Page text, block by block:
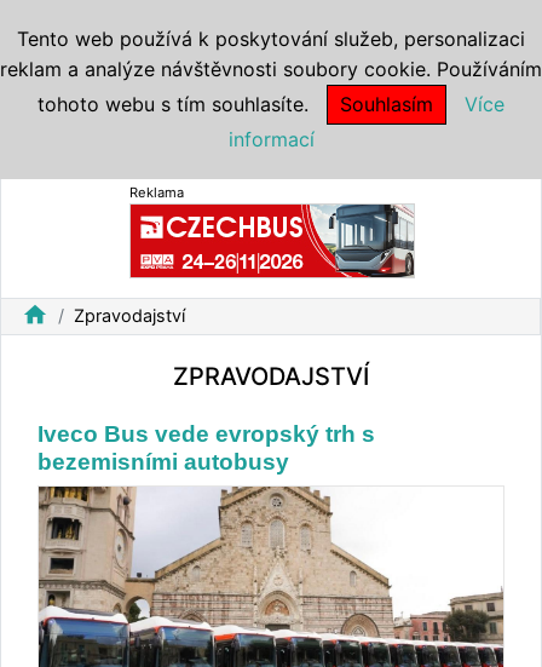
Reklama
home Zpravodajství
ZPRAVODAJSTVÍ
Iveco Bus vede evropský trh s
bezemisními autobusy
Tento web používá k poskytování služeb, personalizaci
reklam a analýze návštěvnosti soubory cookie. Používáním
tohoto webu s tím souhlasíte.
Souhlasím
Více
informací